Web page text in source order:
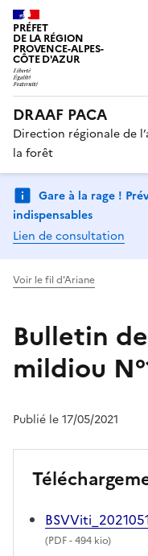
PRÉFET
DE LA RÉGION
PROVENCE-ALPES-
CÔTE D'AZUR
DRAAF PACA
Direction régionale de
la forêt
Gare à la rage !
indispensables
Lien de consultation
Voir le fil d'Ariane
Bulletin
mildiou
Publié le 17/05/2021
(PDF- 494 kio)